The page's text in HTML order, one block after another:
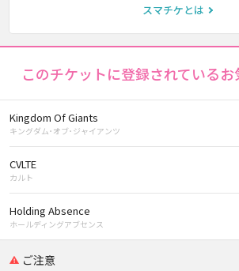
スマチケとは
このチケットに登録されている
Kingdom Of Giants
キングダム･オブ･ジャイアンツ
CVLTE
カルト
Holding Absence
ホールディングアブセンス
ご注意